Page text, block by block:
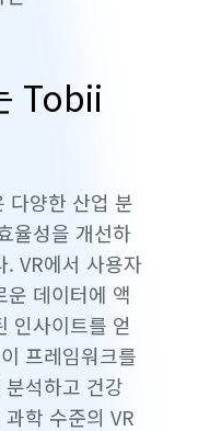
Tobii
다양한 산업 분
율성을 개선하
. VR에서 사용자
데이터에 액
인사이트를 얻
프레임워크를
석하고 건강
학 수준의 VR